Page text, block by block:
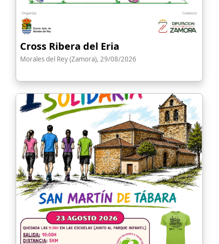
Cross Ribera del Eria
Morales del Rey (Zamora), 29/08/2026